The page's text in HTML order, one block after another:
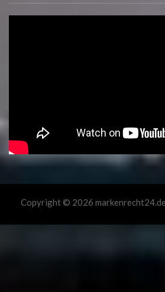
Copyright © 2026